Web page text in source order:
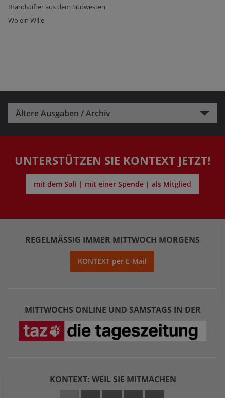
Brandstifter aus dem Südwesten
Wo ein Wille
Ältere Ausgaben / Archiv
UNTERSTÜTZEN SIE KONTEXT JETZT!
mit dem Soli | mit einer Spende | als Mitglied
REGELMÄSSIG IMMER MITTWOCH MORGENS
KONTEXT per E-Mail
MITTWOCHS ONLINE UND SAMSTAGS IN DER
KONTEXT: WEIL SIE MITMACHEN